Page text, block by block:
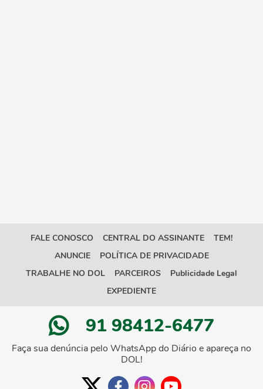
FALE CONOSCO CENTRAL DO ASSINANTE
TEM!
ANUNCIE
POLÍTICA DE PRIVACIDADE
TRABALHE NO DOL
PARCEIROS
Publicidade Legal
EXPEDIENTE
91 98412-6477
Faça sua denúncia pelo WhatsApp do Diário e apareça no
DOL!